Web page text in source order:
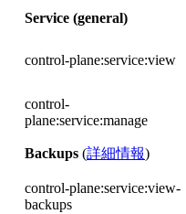
Service (general)
control-plane:service:view
control-
plane:service:manage
Backups (詳細情報)
control-plane:service:view-
backups